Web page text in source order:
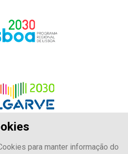
para manter informação do